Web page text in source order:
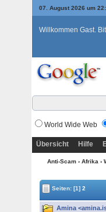
07. August 2026 um
Willkommen Gast.
World Wide Web
Übersicht Hilfe
Anti-Scam › Afrika ›
Seiten:[1] 2
Amina